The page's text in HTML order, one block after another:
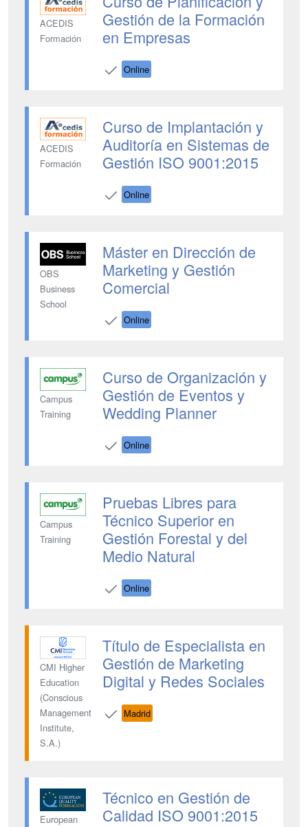
ACEDIS
Formación
Gestión de la Formación
en Empresas
Online
ACEDIS
Formación
Curso de Implantación y
Auditoría en Sistemas de
Gestión ISO 9001:2015
Online
OBS
Business
School
Máster en Dirección de
Marketing y Gestión
Comercial
Online
Campus
Training
Curso de Organización y
Gestión de Eventos y
Wedding Planner
Online
Campus
Training
Pruebas Libres para
Técnico Superior en
Gestión Forestal y del
Medio Natural
Online
CMI Higher
Education
(Conscious
Management
Institute,
S.A.)
Título de Especialista en
Gestión de Marketing
Digital y Redes Sociales
Madrid
European
Técnico en Gestión de
Calidad ISO 9001:2015